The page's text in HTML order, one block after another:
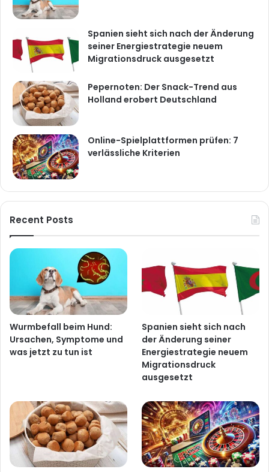
Spanien sieht sich nach der Änderung
seiner Energiestrategie neuem
Migrationsdruck ausgesetzt
Pepernoten: Der Snack-Trend aus
Holland erobert Deutschland
Online-Spielplattformen prüfen: 7
verlässliche Kriterien
Recent Posts
Wurmbefall beim Hund:
Ursachen, Symptome und
was jetzt zu tun ist
Spanien sieht sich nach
der Änderung seiner
Energiestrategie neuem
Migrationsdruck
ausgesetzt